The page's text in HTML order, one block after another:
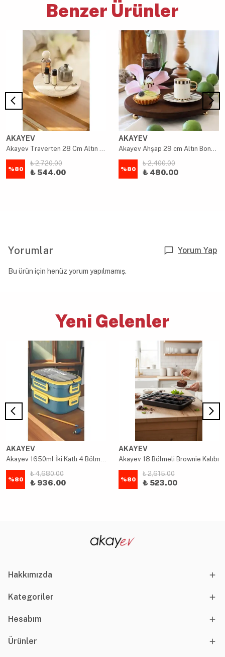
Benzer Ürünler
AKAYEV
Akayev Traverten 28 Cm Altın Boncuk Ayaklı Sunumluk
%80
₺ 2,720.00
₺ 544.00
AKAYEV
Akayev Ahşap 29 cm Altın Boncuk Ayaklı Sunum Tabağı
%80
₺ 2,400.00
₺ 480.00
Yorumlar Yorum Yap
Bu ürün için henüz yorum yapılmamış.
Yeni Gelenler
AKAYEV
Akayev 1650ml İki Katlı 4 Bölmeli Çelik Yemek Kabı Mavi
%80
₺ 4,680.00
₺ 936.00
AKAYEV
Akayev 18 Bölmeli Brownie Kalıbı
%80
₺ 2,615.00
₺ 523.00
Hakkımızda
Kategoriler
Hesabım
Ürünler